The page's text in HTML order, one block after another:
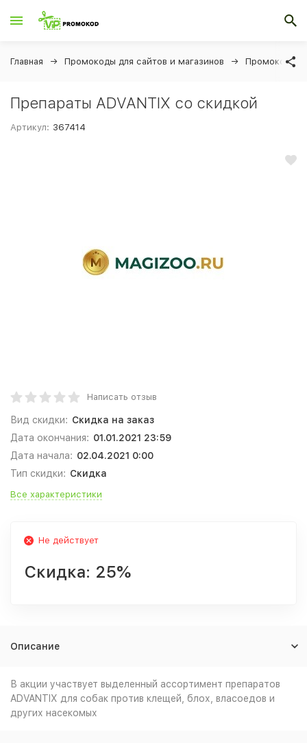
Главная Промокоды для сайтов и магазинов Промокоды
Препараты ADVANTIX со скидкой
Артикул: 367414
Написать отзыв
Вид скидки: Скидка на заказ
Дата окончания: 01.01.2021 23:59
Дата начала: 02.04.2021 0:00
Тип скидки: Скидка
Все характеристики
Не действует
Скидка: 25%
Описание
В акции участвует выделенный ассортимент препаратов
ADVANTIX для собак против клещей, блох, власоедов и
других насекомых